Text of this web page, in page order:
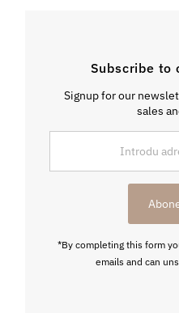
Subscribe to
Signup for our
sales
de
*By completing this form
emails and can